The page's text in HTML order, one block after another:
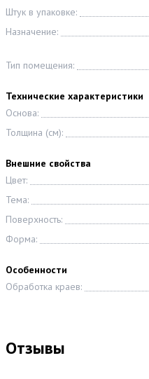
Штук в упаковке:
Назначение:
Тип помещения:
Технические характеристики
Основа:
Толщина (см):
Внешние свойства
Цвет:
Тема:
Поверхность:
Форма:
Особенности
Обработка краев:
Отзывы